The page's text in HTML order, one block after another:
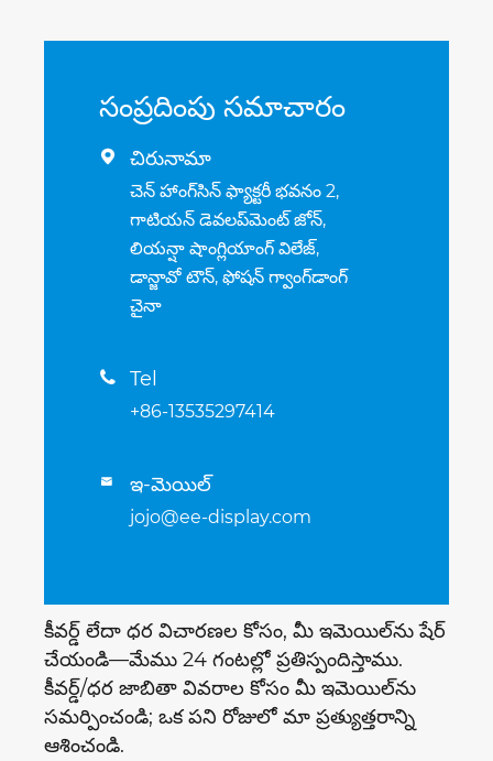
సంప్రదింపు సమాచారం
 చిరునామా
చెన్ హాంగ్‌సిన్ ఫ్యాక్టరీ భవనం 2,
గాటియన్ డెవలప్‌మెంట్ జోన్,
లియన్షా షాంగ్లియాంగ్ విలేజ్,
డాన్జావో టౌన్, ఫోషన్ గ్వాంగ్‌డాంగ్
చైనా
 Tel
+86-13535297414
 ఇ-మెయిల్
jojo@ee-display.com
కీవర్డ్ లేదా ధర విచారణల కోసం, మీ ఇమెయిల్‌ను షేర్
చేయండి—మేము 24 గంటల్లో ప్రతిస్పందిస్తాము.
కీవర్డ్/ధర జాబితా వివరాల కోసం మీ ఇమెయిల్‌ను
సమర్పించండి; ఒక పని రోజులో మా ప్రత్యుత్తరాన్ని
ఆశించండి.